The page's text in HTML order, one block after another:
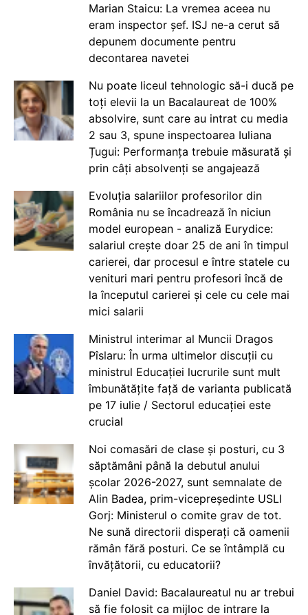
Marian Staicu: La vremea aceea nu
eram inspector șef. ISJ ne-a cerut să
depunem documente pentru
decontarea navetei
Nu poate liceul tehnologic să-i ducă pe
toți elevii la un Bacalaureat de 100%
absolvire, sunt care au intrat cu media
2 sau 3, spune inspectoarea Iuliana
Țugui: Performanța trebuie măsurată și
prin câți absolvenți se angajează
Evoluția salariilor profesorilor din
România nu se încadrează în niciun
model european - analiză Eurydice:
salariul crește doar 25 de ani în timpul
carierei, dar procesul e între statele cu
venituri mari pentru profesori încă de
la începutul carierei și cele cu cele mai
mici salarii
Ministrul interimar al Muncii Dragos
Pîslaru: În urma ultimelor discuții cu
ministrul Educației lucrurile sunt mult
îmbunătățite față de varianta publicată
pe 17 iulie / Sectorul educației este
crucial
Noi comasări de clase și posturi, cu 3
săptămâni până la debutul anului
școlar 2026-2027, sunt semnalate de
Alin Badea, prim-vicepreședinte USLI
Gorj: Ministerul o comite grav de tot.
Ne sună directorii disperați că oamenii
rămân fără posturi. Ce se întâmplă cu
învățătorii, cu educatorii?
Daniel David: Bacalaureatul nu ar trebui
să fie folosit ca mijloc de intrare la